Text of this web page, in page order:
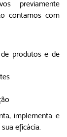
previamente
contamos com
produtos e de
implementa e
eficácia.